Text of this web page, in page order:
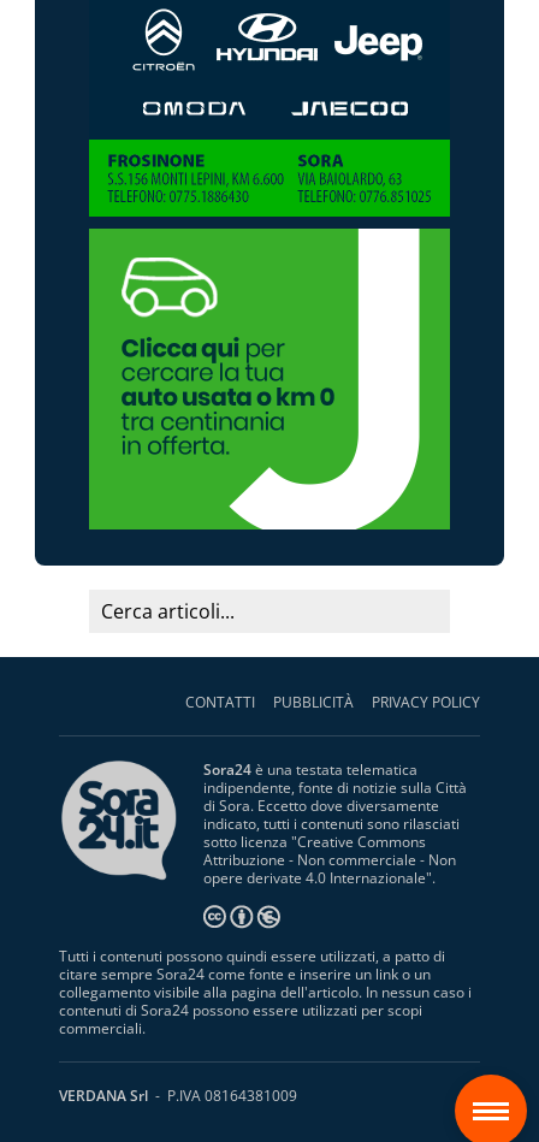
CONTATTI PUBBLICITÀ PRIVACY POLICY
Sora24è una testata telematica
indipendente, fonte di notizie sulla Città
di Sora. Eccetto dove diversamente
indicato, tutti i contenuti sono rilasciati
sotto licenza "Creative Commons
Attribuzione - Non commerciale - Non
opere derivate 4.0 Internazionale".
Tutti i contenuti possono quindi essere utilizzati, a patto di
citare sempre Sora24 come fonte e inserire un link o un
collegamento visibile alla pagina dell'articolo. In nessun caso i
contenuti di Sora24 possono essere utilizzati per scopi
commerciali.
VERDANA Srl - P.IVA 08164381009